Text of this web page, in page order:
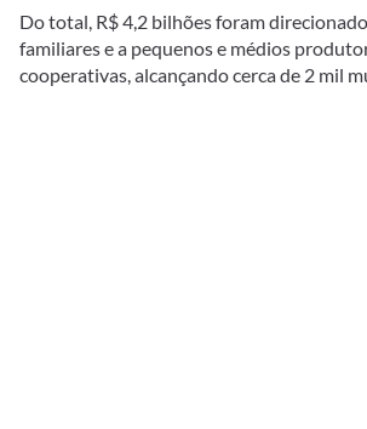
Do total, R$ 4,2 bilhões foram
familiares e a pequenos e médios
cooperativas, alcançando cerca de 2 mil